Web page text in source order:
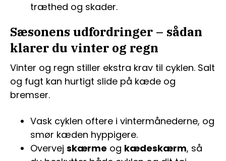
træthed og skader.
Sæsonens udfordringer – sådan
klarer du vinter og regn
Vinter og regn stiller ekstra krav til cyklen. Salt
og fugt kan hurtigt slide på kæde og
bremser.
Vask cyklen oftere i vintermånederne, og
smør kæden hyppigere.
Overvej skærme og kædeskærm, så